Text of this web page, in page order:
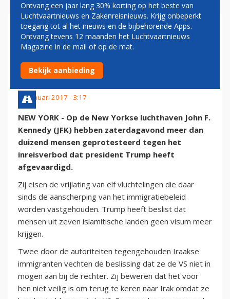
PROTEST OP JFK TEGEN
VASTZETTEN
VLUCHTELINGEN
29 januari 2017 - 3:17
NEW YORK - Op de New Yorkse luchthaven John F.
Kennedy (JFK) hebben zaterdagavond meer dan
duizend mensen geprotesteerd tegen het
inreisverbod dat president Trump heeft
afgevaardigd.
Zij eisen de vrijlating van elf vluchtelingen die daar
sinds de aanscherping van het immigratiebeleid
worden vastgehouden. Trump heeft beslist dat
mensen uit zeven islamitische landen geen visum meer
krijgen.
Twee door de autoriteiten tegengehouden Iraakse
immigranten vechten de beslissing dat ze de VS niet in
mogen aan bij de rechter. Zij beweren dat het voor
hen niet veilig is om terug te keren naar Irak omdat ze
Ontvang een jaar lang 30% korting op het beste van
Luchtvaartnieuws en Zakenreisnieuws. Krijg onbeperkt
toegang tot al het nieuws en de bijbehorende Apps.
Ontvang tevens 12 maanden het Luchtvaartnieuws
Magazine in de mail of op de mat.
Bekijk aanbieding